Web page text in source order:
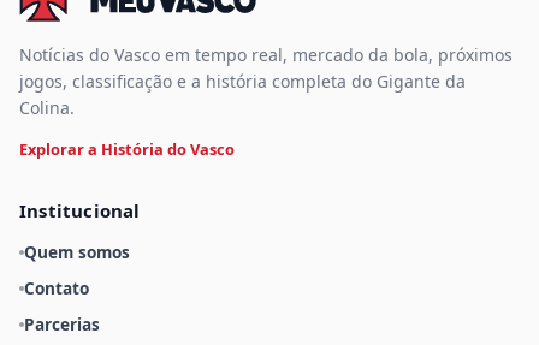
Notícias do Vasco em tempo real, mercado da bola, próximos
jogos, classificação e a história completa do Gigante da
Colina.
Explorar a História do Vasco
Institucional
Quem somos
Contato
Parcerias